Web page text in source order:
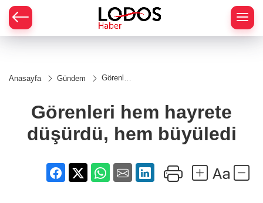
Anasayfa Gündem
Görenleri
düşürdü,
hem
Görenleri hem hayrete
düşürdü, hem büyüledi